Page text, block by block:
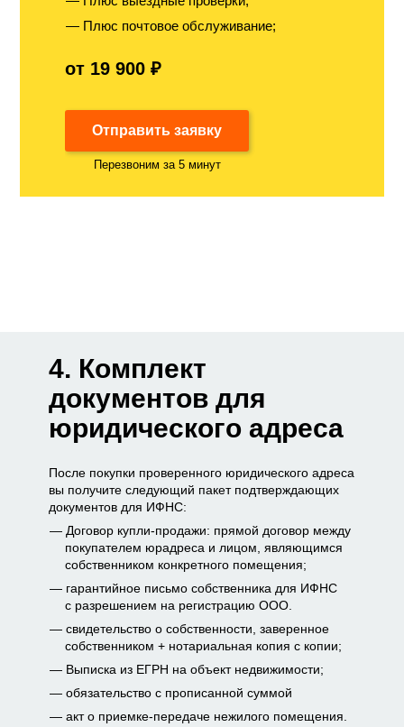
Плюс почтовое обслуживание;
от 19 900 ₽
Отправить заявку
Перезвоним за 5 минут
4. Комплект
документов для
юридического адреса
После покупки проверенного юридического адреса
вы получите следующий пакет подтверждающих
документов для ИФНС:
Договор купли-продажи: прямой договор между
покупателем юрадреса и лицом, являющимся
собственником конкретного помещения;
гарантийное письмо собственника для ИФНС
с разрешением на регистрацию ООО.
свидетельство о собственности, заверенное
собственником + нотариальная копия с копии;
Выписка из ЕГРН на объект недвижимости;
обязательство с прописанной суммой
акт о приемке-передаче нежилого помещения.